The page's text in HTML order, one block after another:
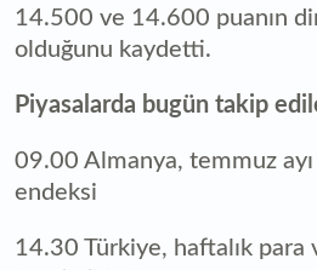
14.500 ve 14.600 puanın
olduğunu kaydetti.
Piyasalarda bugün takip
09.00 Almanya, temmuz
endeksi
14.30 Türkiye, haftalık para